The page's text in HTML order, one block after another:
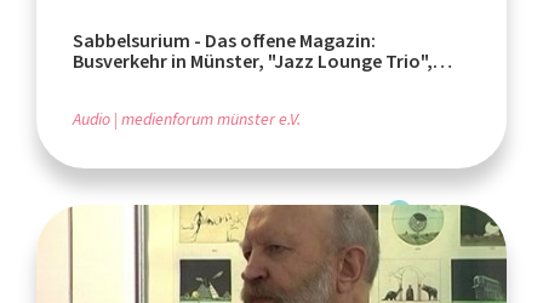
Sabbelsurium - Das offene Magazin:
Busverkehr in Münster, "Jazz Lounge Trio",
Audio medienforum münster e.V.